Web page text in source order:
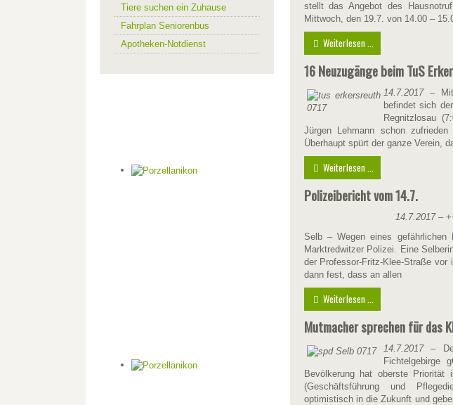
Tiere suchen ein Zuhause
Fahrplan Seniorenbus
Apotheken-Notdienst
stellt das Angebot des
Mittwoch, den 19.7. von 14.00 –
Weiterlesen ...
16 Neuzugänge beim TuS
14.7.2017–
befindet sich
Regnitzlosau
Jürgen Lehmann schon
Überhaupt spürt der ganze Verein,
Weiterlesen ...
Polizeibericht vom 14.7.
14.7.2017 –
Selb – Wegen eines
Marktredwitzer Polizei. Eine
der Professor-Fritz-Klee-Straße
dann fest, dass an allen
Weiterlesen ...
Mutmacher sprechen für das
14.7.2017– Der
Fichtelgebirge
Bevölkerung hat oberste
(Geschäftsführung und
optimistisch in die Zukunft und